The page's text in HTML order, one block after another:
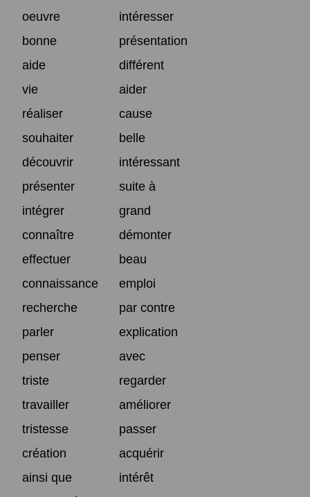
oeuvre
intéresser
bonne
présentation
aide
différent
vie
aider
réaliser
cause
souhaiter
belle
découvrir
intéressant
présenter
suite à
intégrer
grand
connaître
démonter
effectuer
beau
connaissance
emploi
recherche
par contre
parler
explication
penser
avec
triste
regarder
travailler
améliorer
tristesse
passer
création
acquérir
ainsi que
intérêt